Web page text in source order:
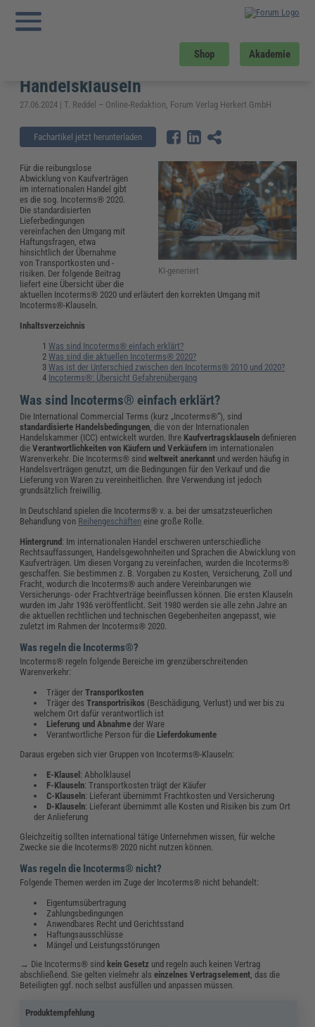
Shop Akademie
Sie sind hier:
Incoterms® 2020:
Übersicht und Erklärung der aktuellen Handelsklauseln
Incoterms® 2020: Übersicht und
Erklärung der aktuellen
Handelsklauseln
27.06.2024 | T. Reddel – Online-Redaktion, Forum Verlag Herkert GmbH
Fachartikel jetzt herunterladen
KI-generiert
Für die reibungslose
Abwicklung von Kaufverträgen
im internationalen Handel gibt
es die sog. Incoterms® 2020.
Die standardisierten
Lieferbedingungen
vereinfachen den Umgang mit
Haftungsfragen, etwa
hinsichtlich der Übernahme
von Transportkosten und -
risiken. Der folgende Beitrag
liefert eine Übersicht über die
aktuellen Incoterms® 2020 und erläutert den korrekten Umgang mit
Incoterms®-Klauseln.
Inhaltsverzeichnis
Was sind Incoterms® einfach erklärt?
Was sind die aktuellen Incoterms® 2020?
Was ist der Unterschied zwischen den Incoterms® 2010 und 2020?
Incoterms®: Übersicht Gefahrenübergang
Was sind Incoterms® einfach erklärt?
Die International Commercial Terms (kurz „Incoterms®“), sind
standardisierte Handelsbedingungen, die von der Internationalen
Handelskammer (ICC) entwickelt wurden. Ihre Kaufvertragsklauseln definieren
dieVerantwortlichkeiten von Käufern und Verkäufern im internationalen
Warenverkehr. Die Incoterms® sindweltweit anerkannt und werden häufig in
Handelsverträgen genutzt, um die Bedingungen für den Verkauf und die
Lieferung von Waren zu vereinheitlichen. Ihre Verwendung ist jedoch
grundsätzlich freiwillig.
In Deutschland spielen die Incoterms® v. a. bei der umsatzsteuerlichen
Behandlung von Reihengeschäften eine große Rolle.
Hintergrund : Im internationalen Handel erschweren unterschiedliche
Rechtsauffassungen, Handelsgewohnheiten und Sprachen die Abwicklung von
Kaufverträgen. Um diesen Vorgang zu vereinfachen, wurden die Incoterms®
geschaffen. Sie bestimmen z. B. Vorgaben zu Kosten, Versicherung, Zoll und
Fracht, wodurch die Incoterms® auch andere Vereinbarungen wie
Versicherungs- oder Frachtverträge beeinflussen können. Die ersten Klauseln
wurden im Jahr 1936 veröffentlicht. Seit 1980 werden sie alle zehn Jahre an
die aktuellen rechtlichen und technischen Gegebenheiten angepasst, wie
zuletzt im Rahmen der Incoterms® 2020.
Was regeln die Incoterms®?
Incoterms® regeln folgende Bereiche im grenzüberschreitenden
Warenverkehr:
Träger der Transportkosten
Träger des Transportrisikos (Beschädigung, Verlust) und wer bis zu
welchem Ort dafür verantwortlich ist
Lieferung und Abnahme der Ware
Verantwortliche Person für die Lieferdokumente
Daraus ergeben sich vier Gruppen von Incoterms®-Klauseln:
E-Klausel : Abholklausel
F-Klauseln: Transportkosten trägt der Käufer
C-Klauseln: Lieferant übernimmt Frachtkosten und Versicherung
D-Klauseln: Lieferant übernimmt alle Kosten und Risiken bis zum Ort
der Anlieferung
Gleichzeitig sollten international tätige Unternehmen wissen, für welche
Zwecke sie die Incoterms® 2020 nicht nutzen können.
Was regeln die Incoterms® nicht?
Folgende Themen werden im Zuge der Incoterms® nicht behandelt:
Eigentumsübertragung
Zahlungsbedingungen
Anwendbares Recht und Gerichtsstand
Haftungsausschlüsse
Mängel und Leistungsstörungen
→ Die Incoterms® sind kein Gesetz und regeln auch keinen Vertrag
abschließend. Sie gelten vielmehr alseinzelnes Vertragselement, das die
Beteiligten ggf. noch selbst ausfüllen und anpassen müssen.
Produktempfehlung